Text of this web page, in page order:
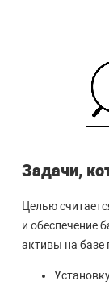
Задачи,
Целью
и обеспечение
активы на базе